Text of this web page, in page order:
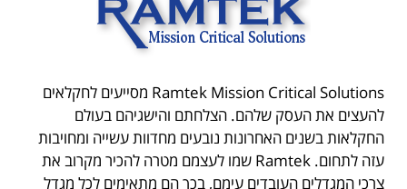
Ramtek Mission Critical Solutions מסייעים לחקלאים
להעצים את העסק שלהם. הצלחתם והישגיהם בעולם
החקלאות בשנים האחרונות נובעים מחדוות עשייה ומחויבות
עזה לתחום. Ramtek שמו לעצמם מטרה להכיר מקרוב את
צרכי המגדלים העובדים עימם, בכך הם מתאימים לכל מגדל